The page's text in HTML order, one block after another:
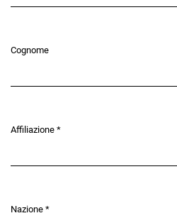
Cognome
Affiliazione *
Nazione *